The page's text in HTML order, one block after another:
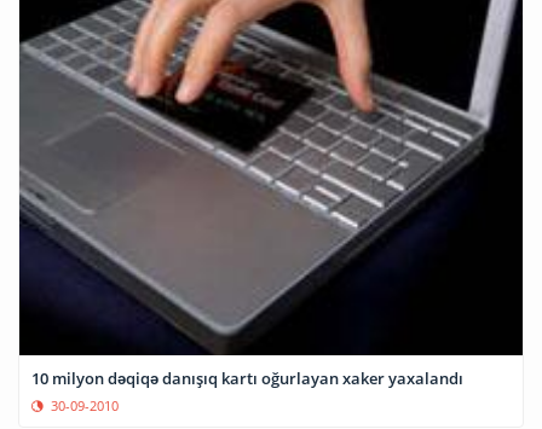
10 milyon dəqiqə danışıq kartı oğurlayan xaker yaxalandı
30-09-2010